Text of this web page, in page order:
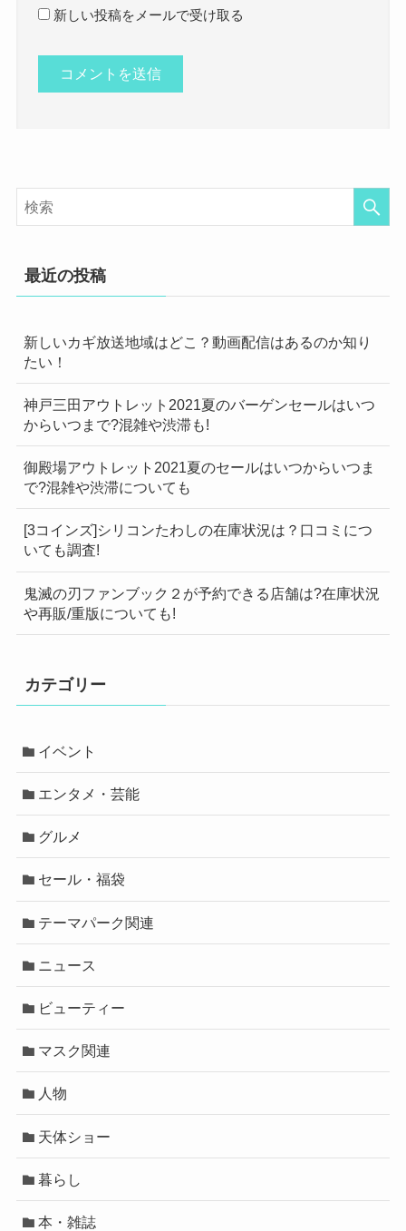
新しい投稿をメールで受け取る
最近の投稿
新しいカギ放送地域はどこ？動画配信はあるのか知り
たい！
神戸三田アウトレット2021夏のバーゲンセールはいつ
からいつまで?混雑や渋滞も!
御殿場アウトレット2021夏のセールはいつからいつま
で?混雑や渋滞についても
[3コインズ]シリコンたわしの在庫状況は？口コミにつ
いても調査!
鬼滅の刃ファンブック２が予約できる店舗は?在庫状況
や再販/重版についても!
カテゴリー
イベント
エンタメ・芸能
グルメ
セール・福袋
テーマパーク関連
ニュース
ビューティー
マスク関連
人物
天体ショー
暮らし
本・雑誌